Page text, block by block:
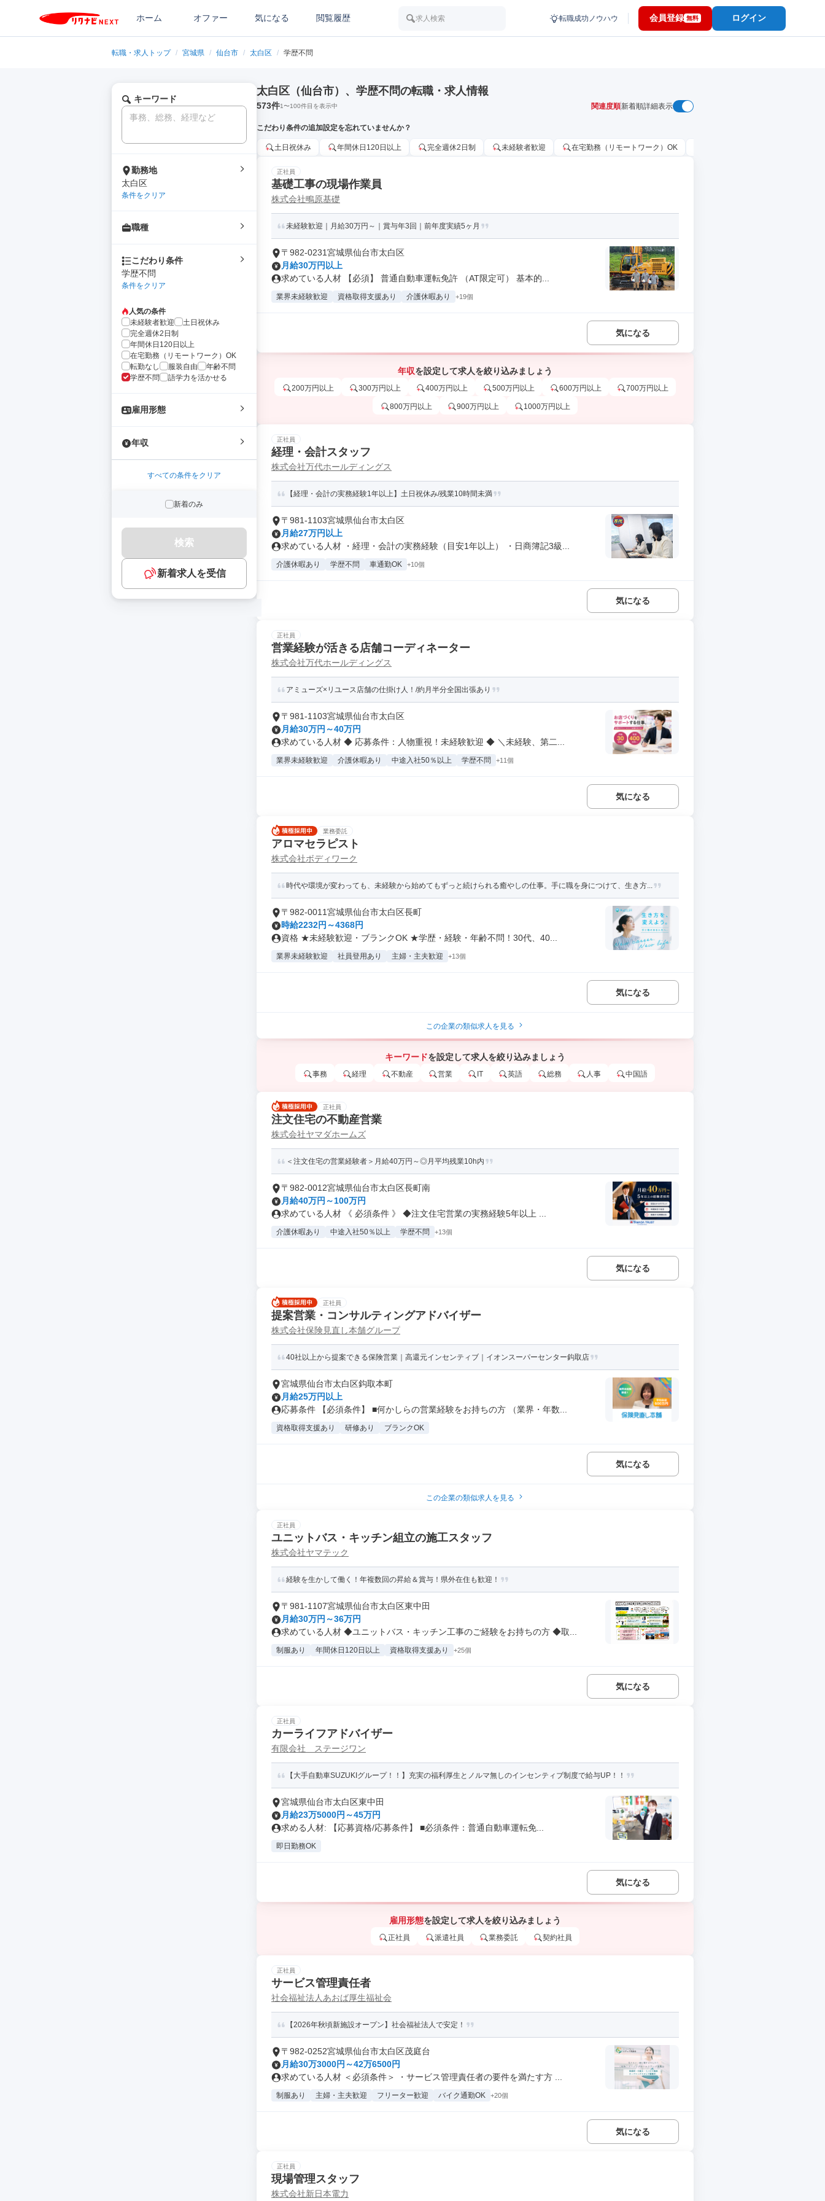
ホーム オファー 気になる 閲覧履歴 求人検索 転職成功ノウハウ 会員登録 無料 ログイン
転職・求人トップ / 宮城県 / 仙台市 / 太白区 / 学歴不問
キーワード
勤務地
太白区
条件をクリア
職種
こだわり条件
学歴不問
条件をクリア
人気の条件
未経験者歓迎
土日祝休み
完全週休2日制
年間休日120日以上
在宅勤務（リモートワーク）OK
転勤なし
服装自由
年齢不問
学歴不問
語学力を活かせる
雇用形態
年収
すべての条件をクリア
新着のみ
検索
新着求人を受信
太白区（仙台市）、学歴不問の転職・求人情報
573件1〜100件目を表示中 関連度順新着順詳細表示
こだわり条件の追加設定を忘れていませんか？
土日祝休み 年間休日120日以上 完全週休2日制 未経験者歓迎 在宅勤務（リモートワーク）OK
正社員
基礎工事の現場作業員
株式会社鴫原基礎
未経験歓迎｜月給30万円～｜賞与年3回｜前年度実績5ヶ月
〒982-0231宮城県仙台市太白区
月給30万円以上
求めている人材 【必須】 普通自動車運転免許 （AT限定可） 基本的...
業界未経験歓迎 資格取得支援あり 介護休暇あり +19個
気になる
年収を設定して求人を絞り込みましょう
200万円以上 300万円以上 400万円以上 500万円以上 600万円以上 700万円以上
800万円以上 900万円以上 1000万円以上
正社員
経理・会計スタッフ
株式会社万代ホールディングス
【経理・会計の実務経験1年以上】土日祝休み/残業10時間未満
〒981-1103宮城県仙台市太白区
月給27万円以上
求めている人材 ・経理・会計の実務経験（目安1年以上） ・日商簿記3級...
介護休暇あり 学歴不問 車通勤OK +10個
気になる
正社員
営業経験が活きる店舗コーディネーター
株式会社万代ホールディングス
アミューズ×リユース店舗の仕掛け人！/約月半分全国出張あり
〒981-1103宮城県仙台市太白区
月給30万円～40万円
求めている人材 ◆ 応募条件：人物重視！未経験歓迎 ◆ ＼未経験、第二...
業界未経験歓迎 介護休暇あり 中途入社50％以上 学歴不問 +11個
気になる
業務委託
アロマセラピスト
株式会社ボディワーク
時代や環境が変わっても、未経験から始めてもずっと続けられる癒やしの仕事。手に職を身につけて、生き方...
〒982-0011宮城県仙台市太白区長町
時給2232円～4368円
資格 ★未経験歓迎・ブランクOK ★学歴・経験・年齢不問！30代、40...
業界未経験歓迎 社員登用あり 主婦・主夫歓迎 +13個
気になる
この企業の類似求人を見る
キーワードを設定して求人を絞り込みましょう
事務 経理 不動産 営業 IT 英語 総務 人事 中国語
正社員
注文住宅の不動産営業
株式会社ヤマダホームズ
＜注文住宅の営業経験者＞月給40万円～◎月平均残業10h内
〒982-0012宮城県仙台市太白区長町南
月給40万円～100万円
求めている人材 《 必須条件 》 ◆注文住宅営業の実務経験5年以上 ...
介護休暇あり 中途入社50％以上 学歴不問 +13個
気になる
正社員
提案営業・コンサルティングアドバイザー
株式会社保険見直し本舗グループ
40社以上から提案できる保険営業｜高還元インセンティブ｜イオンスーパーセンター鈎取店
宮城県仙台市太白区鈎取本町
月給25万円以上
応募条件 【必須条件】 ■何かしらの営業経験をお持ちの方 （業界・年数...
資格取得支援あり 研修あり ブランクOK
気になる
この企業の類似求人を見る
正社員
ユニットバス・キッチン組立の施工スタッフ
株式会社ヤマテック
経験を生かして働く！年複数回の昇給＆賞与！県外在住も歓迎！
〒981-1107宮城県仙台市太白区東中田
月給30万円～36万円
求めている人材 ◆ユニットバス・キッチン工事のご経験をお持ちの方 ◆取...
制服あり 年間休日120日以上 資格取得支援あり +25個
気になる
正社員
カーライフアドバイザー
有限会社 ステージワン
【大手自動車SUZUKIグループ！！】充実の福利厚生とノルマ無しのインセンティブ制度で給与UP！！
宮城県仙台市太白区東中田
月給23万5000円～45万円
求める人材: 【応募資格/応募条件】 ■必須条件：普通自動車運転免...
即日勤務OK
気になる
雇用形態を設定して求人を絞り込みましょう
正社員 派遣社員 業務委託 契約社員
正社員
サービス管理責任者
社会福祉法人あおば厚生福祉会
【2026年秋頃新施設オープン】社会福祉法人で安定！
〒982-0252宮城県仙台市太白区茂庭台
月給30万3000円～42万6500円
求めている人材 ＜必須条件＞ ・サービス管理責任者の要件を満たす方 ...
制服あり 主婦・主夫歓迎 フリーター歓迎 バイク通勤OK +20個
気になる
正社員
現場管理スタッフ
株式会社新日本電力